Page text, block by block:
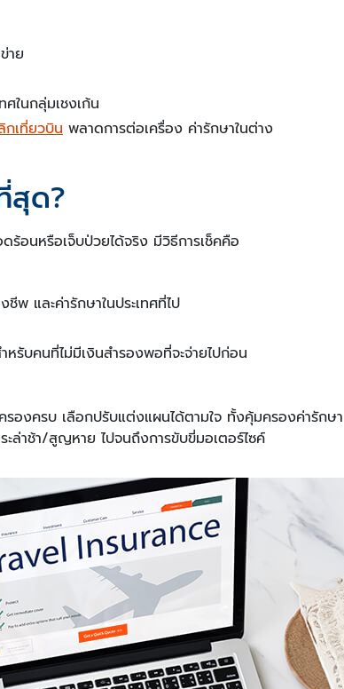
าย
ศในกลุ่มเชงเก้น
กเที่ยวบิน พลาดการต่อเครื่อง ค่ารักษาในต่าง
สุด?
ร้อนหรือเจ็บป่วยได้จริง มีวิธีการเช็คคือ
และค่ารักษาในประเทศที่ไป
รับคนที่ไม่มีเงินสำรองพอที่จะจ่ายไปก่อน
งครบ เลือกปรับแต่งแผนได้ตามใจ ทั้งคุ้มครองค่ารักษา
ล่าช้า/สูญหาย ไปจนถึงการขับขี่มอเตอร์ไซค์